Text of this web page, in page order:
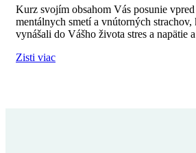
Kurz svojím obsahom Vás posunie
mentálnych smetí a vnútorných
vynášali do Vášho života stres a
Zisti viac